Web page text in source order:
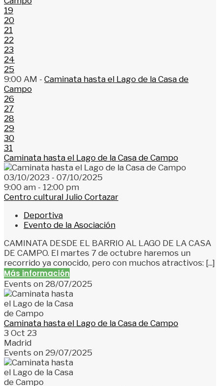
19
20
21
22
23
24
25
9:00 AM - Caminata hasta el Lago de la Casa de
Campo
26
27
28
29
30
31
Caminata hasta el Lago de la Casa de Campo
03/10/2023 - 07/10/2025
9:00 am - 12:00 pm
Centro cultural Julio Cortazar
Deportiva
Evento de la Asociación
CAMINATA DESDE EL BARRIO AL LAGO DE LA CASA
DE CAMPO. El martes 7 de octubre haremos un
recorrido ya conocido, pero con muchos atractivos: [...]
Más información
Events on 28/07/2025
Caminata hasta el Lago de la Casa de Campo
3 Oct 23
Madrid
Events on 29/07/2025